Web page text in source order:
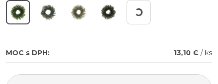
MOC s DPH: 13,10 € / ks